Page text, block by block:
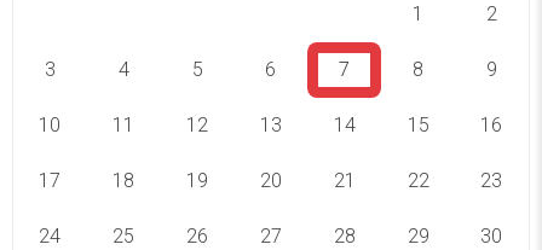
1 2
3 4 5 6 7 8 9
10 11 12 13 14 15 16
17 18 19 20 21 22 23
24 25 26 27 28 29 30